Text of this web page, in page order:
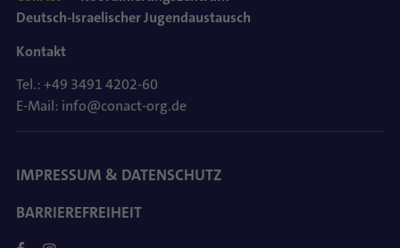
Deutsch-Israelischer Jugendaustausch
Kontakt
Tel.: +49 3491 4202-60
E-Mail: info@conact-org.de
IMPRESSUM & DATENSCHUTZ
BARRIEREFREIHEIT